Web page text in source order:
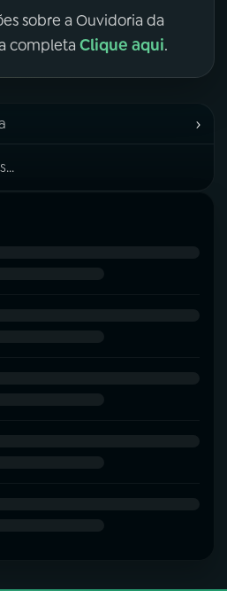
sobre a Ouvidoria da
completa Clique aqui.
›